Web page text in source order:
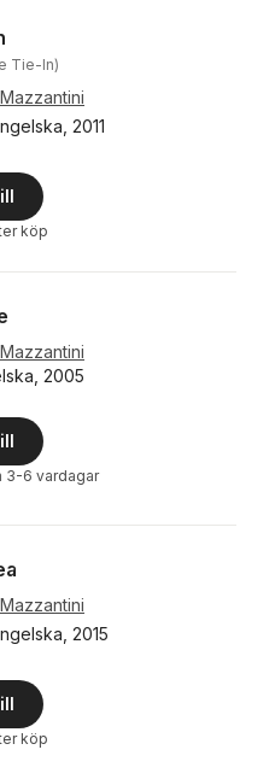
Tie-In)
2011
köp
2005
3-6 vardagar
2015
köp